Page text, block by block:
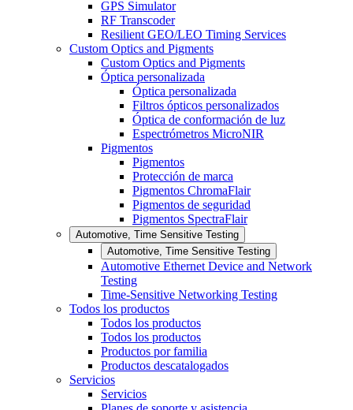
GPS Simulator
RF Transcoder
Resilient GEO/LEO Timing Services
Custom Optics and Pigments
Custom Optics and Pigments
Óptica personalizada
Óptica personalizada
Filtros ópticos personalizados
Óptica de conformación de luz
Espectrómetros MicroNIR
Pigmentos
Pigmentos
Protección de marca
Pigmentos ChromaFlair
Pigmentos de seguridad
Pigmentos SpectraFlair
Automotive, Time Sensitive Testing
Automotive, Time Sensitive Testing
Automotive Ethernet Device and Network
Testing
Time-Sensitive Networking Testing
Todos los productos
Todos los productos
Todos los productos
Productos por familia
Productos descatalogados
Servicios
Servicios